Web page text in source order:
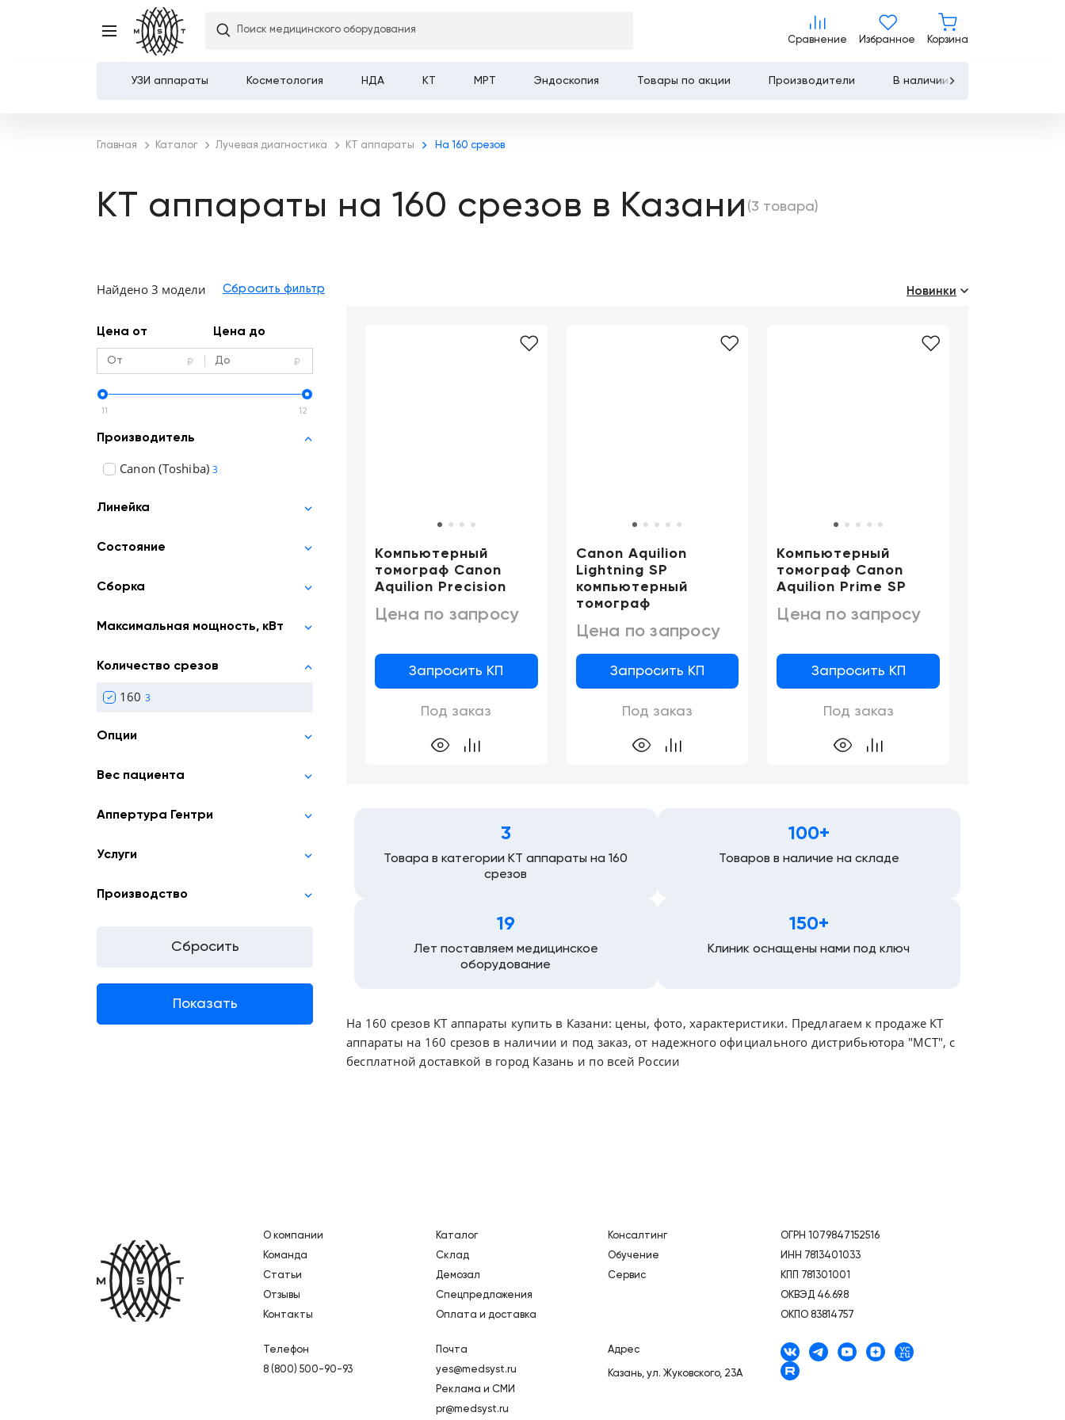
Доставка и оплата
Отзывы о товарах
8 (800) 500-90-93
CN AE KG
Поиск медицинского оборудования
Сравнение
Сравнение
Избранное Корзина
УЗИ аппараты Косметология НДА КТ МРТ Эндоскопия Товары по акции Производители В наличии
Главная Каталог Лучевая диагностика КТ аппараты На 160 срезов
КТ аппараты на 160 срезов в Казани (3 товара)
Новинки
Найдено 3 модели
Цена от Цена до
11 12
Производитель
Canon (Toshiba) 3
Линейка
Состояние
Сборка
Максимальная мощность, кВт
Количество срезов
160 3
Опции
Вес пациента
Аппертура Гентри
Услуги
Производство
Компьютерный
томограф Canon
Aquilion Precision
Цена по запросу
Запросить КП
Под заказ
Canon Aquilion
Lightning SP
компьютерный
томограф
Цена по запросу
Запросить КП
Под заказ
Компьютерный
томограф Canon
Aquilion Prime SP
Цена по запросу
Запросить КП
Под заказ
3
Товара в категории КТ аппараты на 160
срезов
100+
Товаров в наличие на складе
19
Лет поставляем медицинское
оборудование
150+
Клиник оснащены нами под ключ
На 160 срезов КТ аппараты купить в Казани: цены, фото, характеристики. Предлагаем к продаже КТ
аппараты на 160 срезов в наличии и под заказ, от надежного официального дистрибьютора "МСТ", с
бесплатной доставкой в город Казань и по всей России
О компании
Команда
Статьи
Отзывы
Контакты
Каталог
Склад
Демозал
Спецпредложения
Оплата и доставка
Консалтинг
Обучение
Сервис
ОГРН 1079847152516
ИНН 7813401033
КПП 781301001
ОКВЭД 46.69.8
ОКПО 83814757
Телефон
8 (800) 500-90-93
Почта
yes@medsyst.ru
Реклама и СМИ
pr@medsyst.ru
Адрес
Казань, ул. Жуковского, 23А